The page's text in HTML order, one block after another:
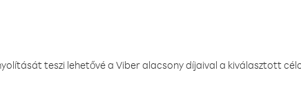
teszi lehetővé a Viber alacsony díjaival a kiválasztott